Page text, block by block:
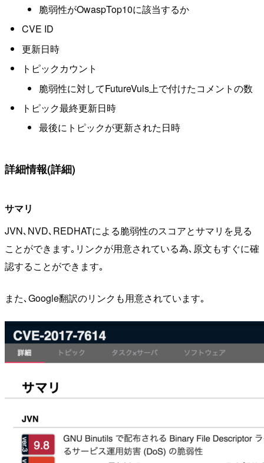
脆弱性がOwaspTop10に該当するか
CVE ID
更新日時
トピックカウント
脆弱性に対してFutureVuls上で付けたコメントの数
トピック最終更新日時
最後にトピックが更新された日時
詳細情報(詳細)
サマリ
JVN､NVD､REDHATによる脆弱性のスコアとサマリを見る
ことができます｡リンクが用意されている為､原文もすぐに確
認することができます｡
また､Google翻訳のリンクも用意されています｡